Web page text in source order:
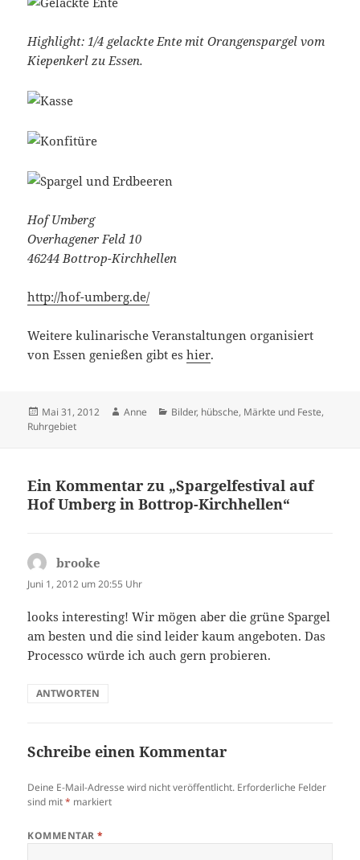
Highlight: 1/4 gelackte Ente mit Orangenspargel vom
Kiepenkerl zu Essen.
Hof Umberg
Overhagener Feld 10
46244 Bottrop-Kirchhellen
http://hof-umberg.de/
Weitere kulinarische Veranstaltungen organisiert
von Essen genießen gibt eshier.
Veröffentlicht
am
Mai 31, 2012 Autor
Anne Kategorien
Bilder, hübsche, Märkte und Feste,
Ruhrgebiet
Ein Kommentar zu „Spargelfestival auf
Hof Umberg in Bottrop-Kirchhellen“
brooke
Juni 1, 2012 um 20:55 Uhr
looks interesting! Wir mögen aber die grüne Spargel
am besten und die sind leider kaum angeboten. Das
Processco würde ich auch gern probieren.
ANTWORTEN
Schreibe einen Kommentar
Deine E-Mail-Adresse wird nicht veröffentlicht. Erforderliche Felder
sind mit* markiert
KOMMENTAR*